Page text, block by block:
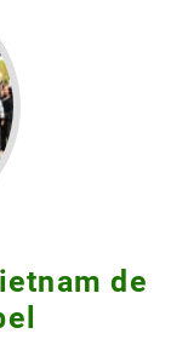
de